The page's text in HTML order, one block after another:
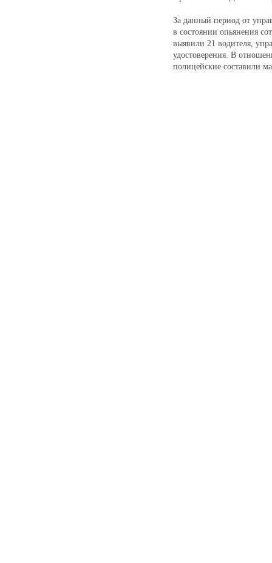
За данный период от
в состоянии опьянения
выявили 21 водителя,
удостоверения. В
полицейские составили